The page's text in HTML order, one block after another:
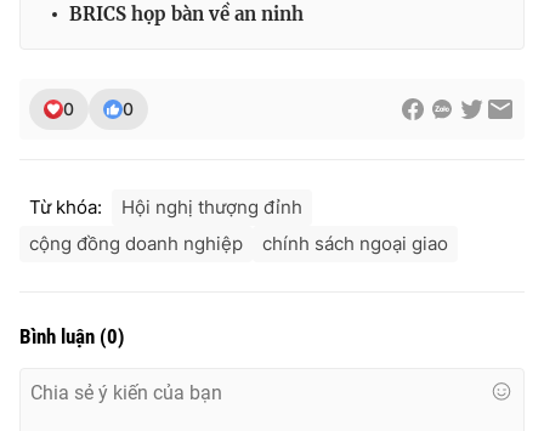
BRICS họp bàn về an ninh
0 0
Từ khóa:
Hội nghị thượng đỉnh
cộng đồng doanh nghiệp
chính sách ngoại giao
Bình luận (0)